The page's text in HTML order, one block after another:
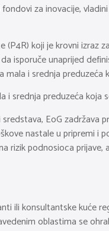
za inovacije,
koji je krovni
isporuče unaprijed
i srednja
srednja preduzeća
EoG zadržava
nastale u pripremi i
rizik podnosioca
ili konsultantske kuće
oblastima se